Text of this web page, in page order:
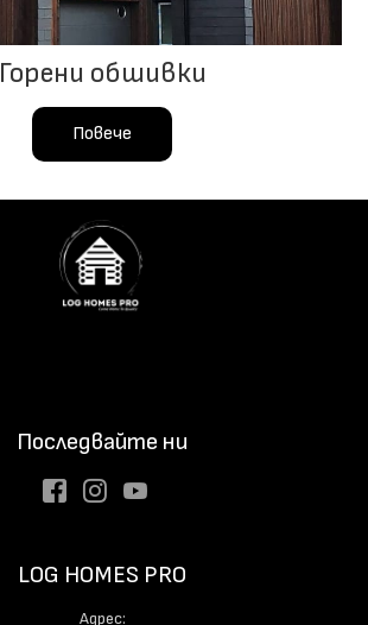
Горени обшивки
Повече
LOG HOMES PRO
Адрес
Последвайте ни
FacebookInstagram